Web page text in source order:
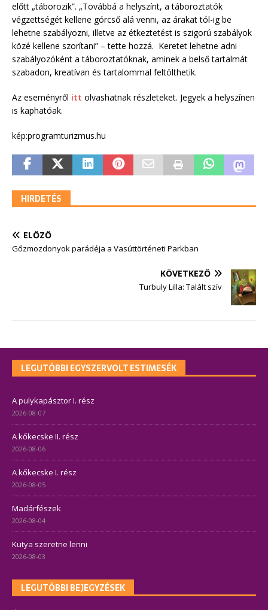
előtt „táborozik”. „Továbbá a helyszínt, a táboroztatók
végzettségét kellene górcső alá venni, az árakat tól-ig be
lehetne szabályozni, illetve az étkeztetést is szigorú szabályok
közé kellene szorítani” – tette hozzá. Keretet lehetne adni
szabályozóként a táboroztatóknak, aminek a belső tartalmát
szabadon, kreatívan és tartalommal feltölthetik.
Az eseményről itt olvashatnak részleteket. Jegyek a helyszínen
is kaphatóak.
kép:programturizmus.hu
HIRDETÉS
ELŐZŐ
Gőzmozdonyok parádéja a Vasúttörténeti Parkban
KÖVETKEZŐ
Turbuly Lilla: Talált szív
LEGUTÓBBI EGYSZERVOLT ESTIMESÉK
A pulykapásztor I. rész
2026-08-07
A kőkecske II. rész
2026-08-06
A kőkecske I. rész
2026-08-05
Madárfészek
2026-08-04
Kutya szeretne lenni
2026-08-03
LEGUTÓBBI BEJEGYZÉSEK